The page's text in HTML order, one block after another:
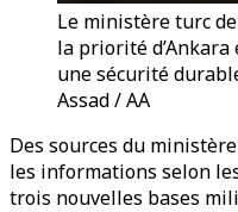
Le ministère turc
la priorité d’Ankara
une sécurité
Assad / AA
Des sources du
les informations selon
trois nouvelles bases